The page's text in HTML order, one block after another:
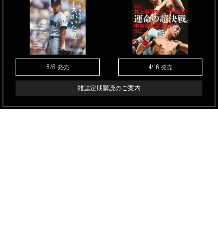
8/6 発売 4/16 発売
雑誌定期購読のご案内